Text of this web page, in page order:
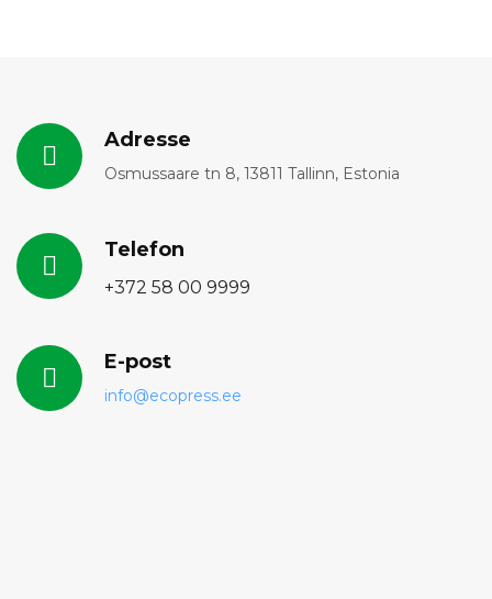
Adresse
Osmussaare tn 8, 13811 Tallinn, Estonia
Telefon
+372 58 00 9999
E-post
info@ecopress.ее